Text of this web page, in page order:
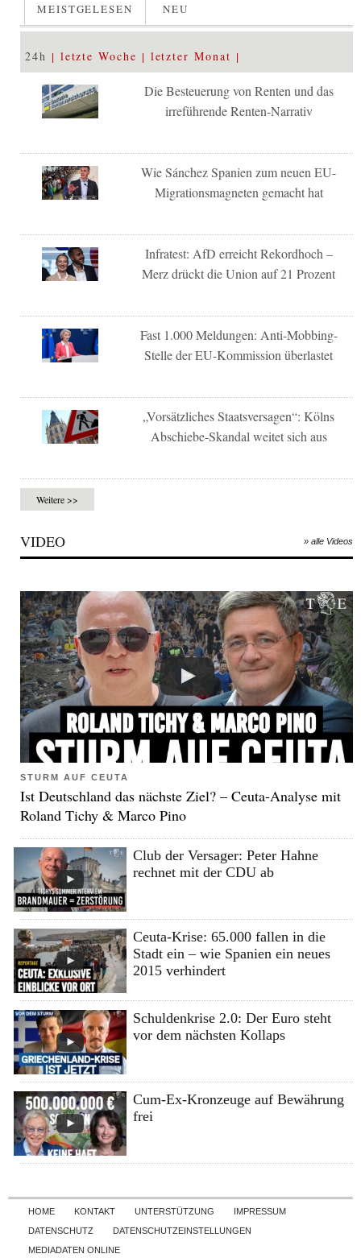
MEISTGELESEN NEU
24h letzte Woche letzter Monat
Die Besteuerung von Renten und das
irreführende Renten-Narrativ
Wie Sánchez Spanien zum neuen EU-
Migrationsmagneten gemacht hat
Infratest: AfD erreicht Rekordhoch –
Merz drückt die Union auf 21 Prozent
Fast 1.000 Meldungen: Anti-Mobbing-
Stelle der EU-Kommission überlastet
„Vorsätzliches Staatsversagen“: Kölns
Abschiebe-Skandal weitet sich aus
Weitere >>
VIDEO » alle Videos
STURM AUF CEUTA
Ist Deutschland das nächste Ziel? – Ceuta-Analyse mit
Roland Tichy & Marco Pino
Club der Versager: Peter Hahne
rechnet mit der CDU ab
Ceuta-Krise: 65.000 fallen in die
Stadt ein – wie Spanien ein neues
2015 verhindert
Schuldenkrise 2.0: Der Euro steht
vor dem nächsten Kollaps
Cum-Ex-Kronzeuge auf Bewährung
frei
Skip to content
HOME KONTAKT UNTERSTÜTZUNG
IMPRESSUM
DATENSCHUTZ
DATENSCHUTZEINSTELLUNGEN
MEDIADATEN ONLINE